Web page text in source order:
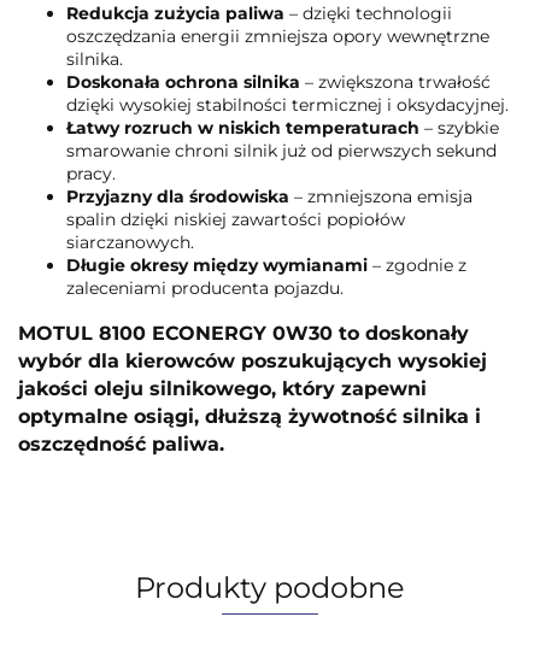
Redukcja zużycia paliwa – dzięki technologii
oszczędzania energii zmniejsza opory wewnętrzne
silnika.
Doskonała ochrona silnika – zwiększona trwałość
dzięki wysokiej stabilności termicznej i oksydacyjnej.
Łatwy rozruch w niskich temperaturach – szybkie
smarowanie chroni silnik już od pierwszych sekund
pracy.
Przyjazny dla środowiska – zmniejszona emisja
spalin dzięki niskiej zawartości popiołów
siarczanowych.
Długie okresy między wymianami – zgodnie z
zaleceniami producenta pojazdu.
MOTUL 8100 ECONERGY 0W30 to doskonały
wybór dla kierowców poszukujących wysokiej
jakości oleju silnikowego, który zapewni
optymalne osiągi, dłuższą żywotność silnika i
oszczędność paliwa.
Produkty podobne